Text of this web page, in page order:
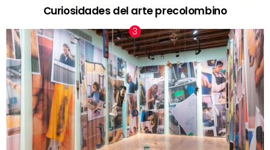
Curiosidades del arte precolombino